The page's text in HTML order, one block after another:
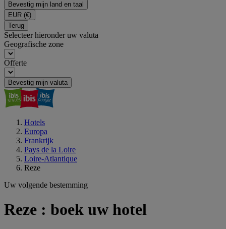
Bevestig mijn land en taal
EUR (€)
Terug
Selecteer hieronder uw valuta
Geografische zone
Offerte
Bevestig mijn valuta
Hotels
Europa
Frankrijk
Pays de la Loire
Loire-Atlantique
Reze
Uw volgende bestemming
Reze : boek uw hotel